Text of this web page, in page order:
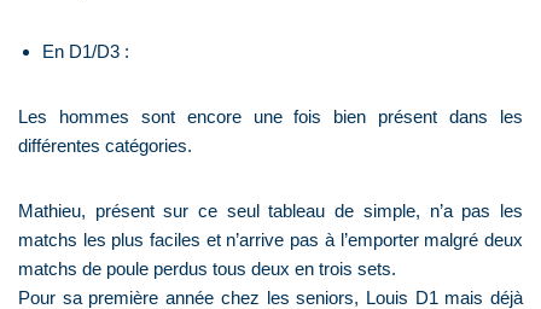
En D1/D3 :
Les hommes sont encore une fois bien présent dans les
différentes catégories.
Mathieu, présent sur ce seul tableau de simple, n’a pas les
matchs les plus faciles et n’arrive pas à l’emporter malgré deux
matchs de poule perdus tous deux en trois sets.
Pour sa première année chez les seniors, Louis D1 mais déjà